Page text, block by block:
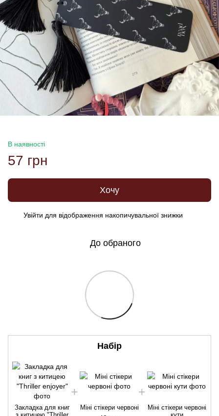
В наявності
57 грн
Хочу
Увійти для відображення накопичувальної знижки
До обраного
Набір
Закладка для книг
Міні стікери червоні
Міні стікери червоні